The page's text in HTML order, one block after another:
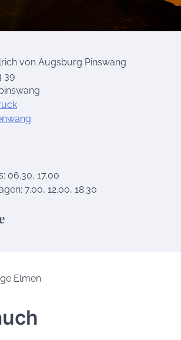
von Augsburg Pinswang
39
06.30, 17.00
7.00, 12.00, 18.30
Elmen